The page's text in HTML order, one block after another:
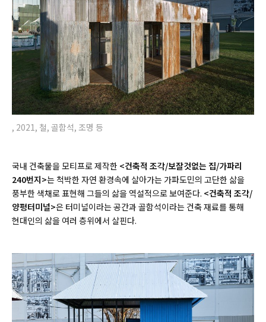
, 2021, 철, 골함석, 조명 등
국내 건축물을 모티프로 제작한 <건축적 조각/보잘것없는 집/가파리
240번지>는 척박한 자연 환경속에 살아가는 가파도민의 고단한 삶을
풍부한 색채로 표현해 그들의 삶을 역설적으로 보여준다. <건축적 조각/
양평터미널>은 터미널이라는 공간과 골함석이라는 건축 재료를 통해
현대인의 삶을 여러 층위에서 살핀다.